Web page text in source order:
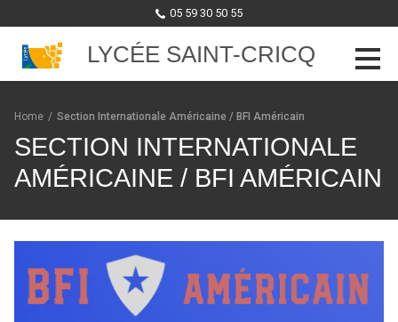
05 59 30 50 55
LYCÉE SAINT-CRICQ
Skip to content
Home / Section Internationale Américaine / BFI Américain
SECTION INTERNATIONALE
AMÉRICAINE / BFI AMÉRICAIN